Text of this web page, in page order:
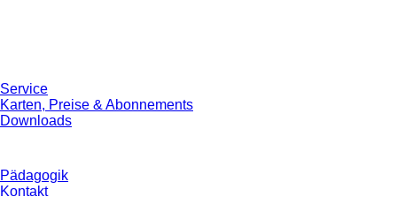
Service
Karten, Preise & Abonnements
Downloads
Pädagogik
Kontakt